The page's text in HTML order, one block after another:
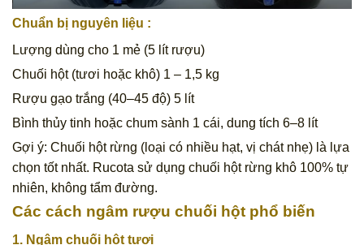
Chuẩn bị nguyên liệu :
Lượng dùng cho 1 mẻ (5 lít rượu)
Chuối hột (tươi hoặc khô) 1 – 1,5 kg
Rượu gạo trắng (40–45 độ) 5 lít
Bình thủy tinh hoặc chum sành 1 cái, dung tích 6–8 lít
Gợi ý: Chuối hột rừng (loại có nhiều hạt, vị chát nhẹ) là lựa
chọn tốt nhất. Rucota sử dụng chuối hột rừng khô 100% tự
nhiên, không tẩm đường.
Các cách ngâm rượu chuối hột phổ biến
1. Ngâm chuối hột tươi